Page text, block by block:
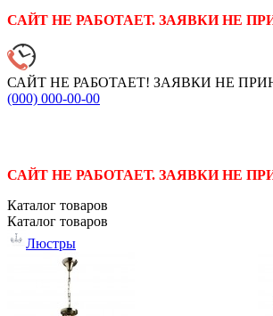
САЙТ НЕ РАБОТАЕТ. ЗАЯВКИ НЕ
САЙТ НЕ РАБОТАЕТ! ЗАЯВКИ НЕ
(000) 000-00-00
САЙТ НЕ РАБОТАЕТ. ЗАЯВКИ НЕ
Каталог товаров
Каталог товаров
Люстры